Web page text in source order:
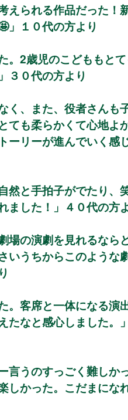
えられる作品だった
」１０代の方より
。2歳児のこどももと
３０代の方より
く、また、役者さん
も柔らかくて心地よ
リーが進んでいく感
然と手拍子がでたり、
ました！」４０代の方
場の演劇を見れるな
うちからこのような
。客席と一体になる
たなと感心しました。
言うのすっごく難し
かった。こだまにな